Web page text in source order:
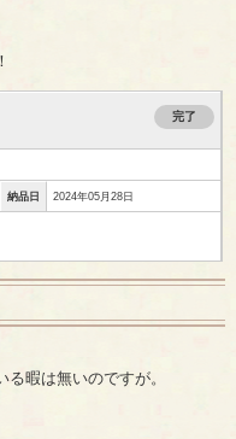
完了
納品日 2024年05月28日
暇は無いのですが。